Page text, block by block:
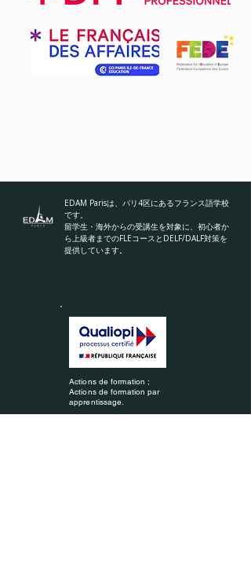
EDAM Parisは、パリ4区にあるフランス語学校
です。
留学生・海外からの受講生を対象に、初心者か
ら上級者までのFLEコースとDELF/DALF対策を
提供しています。
Actions de formation ;
Actions de formation par
apprentissage.